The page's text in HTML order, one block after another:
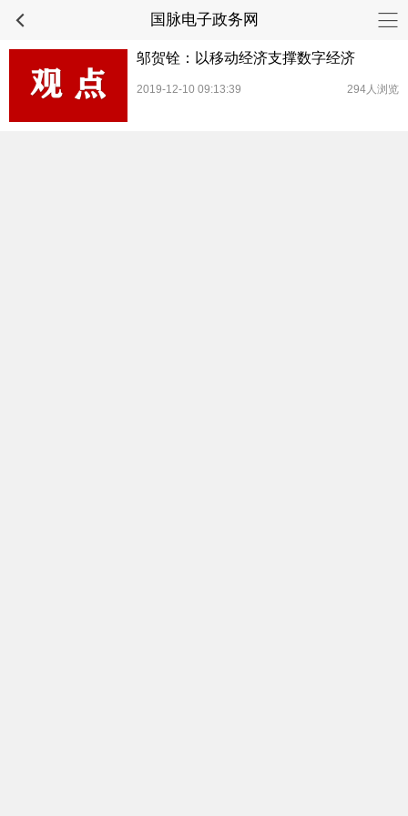
国脉电子政务网
邬贺铨：以移动经济支撑数字经济
2019-12-10 09:13:39 294人浏览